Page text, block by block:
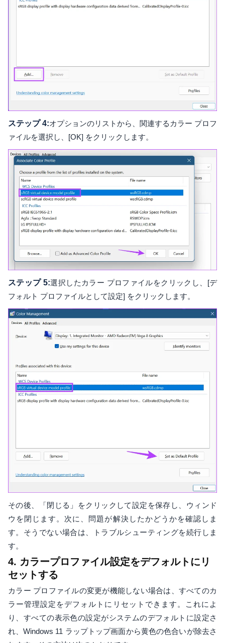
ステップ 4:オプションのリストから、関連するカラー プロフ
ァイルを選択し、[OK] をクリックします。
ステップ 5:選択したカラー プロファイルをクリックし、[デ
フォルト プロファイルとして設定] をクリックします。
その後、「閉じる」をクリックして設定を保存し、ウィンド
ウを閉じます。次に、問題が解決したかどうかを確認しま
す。そうでない場合は、トラブルシューティングを続行しま
す。
4. カラープロファイル設定をデフォルトにリ
セットする
カラー プロファイルの変更が機能しない場合は、すべてのカ
ラー管理設定をデフォルトにリセットできます。これによ
り、すべての表示色の設定がシステムのデフォルトに設定さ
れ、Windows 11 ラップトップ画面から黄色の色合いが除去さ